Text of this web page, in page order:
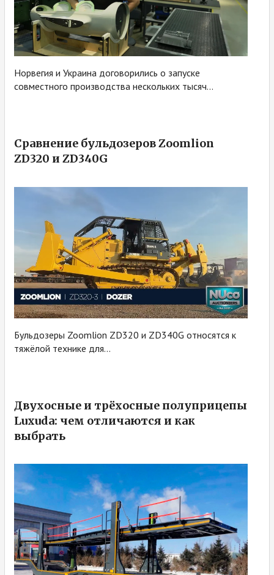
Норвегия и Украина договорились о запуске
совместного производства нескольких тысяч...
Сравнение бульдозеров Zoomlion
ZD320 и ZD340G
Бульдозеры Zoomlion ZD320 и ZD340G относятся к
тяжёлой технике для...
Двухосные и трёхосные полуприцепы
Luxuda: чем отличаются и как
выбрать